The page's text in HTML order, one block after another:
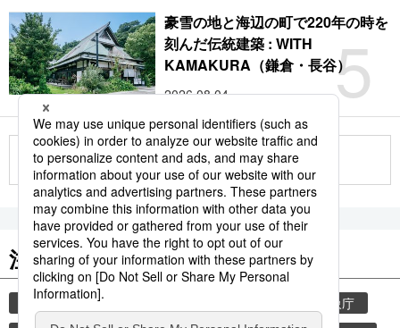
5
豪雪の地と海辺の町で220年の時を
刻んだ伝統建築 : WITH
KAMAKURA（鎌倉・長谷）
2026.08.04
もっと見る
注目のキーワード
共同通信ニュース
気象庁